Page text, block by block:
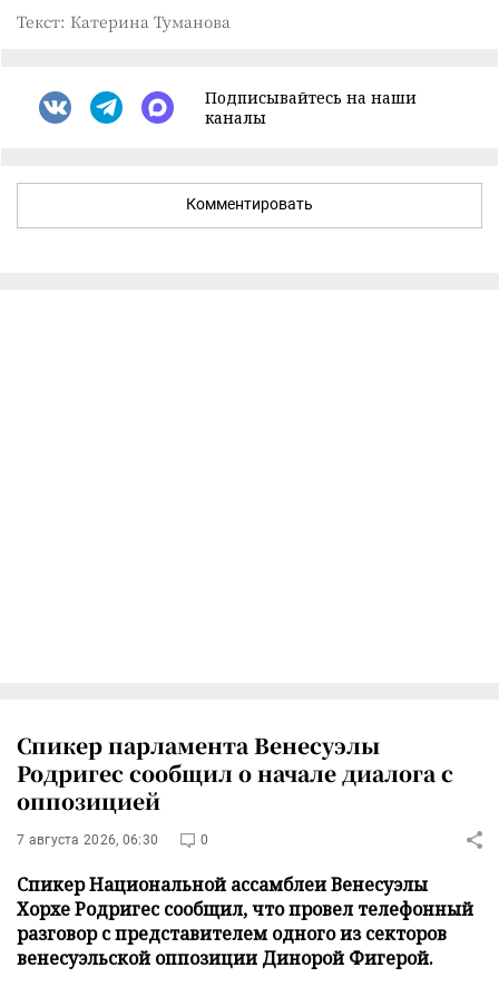
Текст: Катерина Туманова
Подписывайтесь на наши
каналы
Комментировать
Спикер парламента Венесуэлы
Родригес сообщил о начале диалога с
оппозицией
7 августа 2026, 06:30 0
Спикер Национальной ассамблеи Венесуэлы
Хорхе Родригес сообщил, что провел телефонный
разговор с представителем одного из секторов
венесуэльской оппозиции Динорой Фигерой.